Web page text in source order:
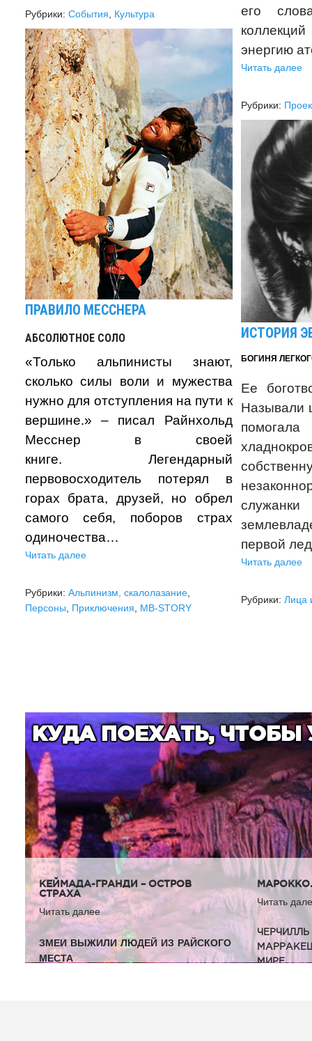
Рубрики: События Культура
его
энергию
Читать далее
Рубрики:
ПРАВИЛО МЕССНЕРА
АБСОЛЮТНОЕ СОЛО
«Только альпинисты знают,
сколько силы воли и мужества
нужно для отступления на пути к
вершине.» – писал Райнхольд
Месснер в своей
книге. Легендарный
первовосходитель потерял в
горах брата, друзей, но обрел
самого себя, поборов страх
одиночества…
Читать далее
Рубрики: Альпинизм, скалолазание,
Персоны, Приключения, МВ-STORY
ИСТОРИЯ
БОГИНЯ
Ее
Называли
первой
Читать далее
Рубрики:Лица
КУДА ПОЕХАТЬ, ЧТОБЫ
КЕЙМАДА-ГРАНДИ – ОСТРОВ
СТРАХА
Читать далее
ЗМЕИ ВЫЖИЛИ ЛЮДЕЙ ИЗ РАЙСКОГО
МЕСТА
Читать
МИРЕ